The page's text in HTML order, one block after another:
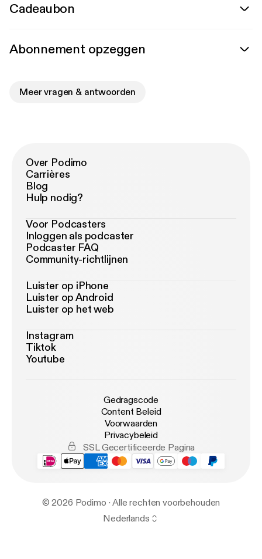
Cadeaubon
Abonnement opzeggen
Meer vragen & antwoorden
Over Podimo
Carrières
Blog
Hulp nodig?
Voor Podcasters
Inloggen als podcaster
Podcaster FAQ
Community-richtlijnen
Luister op iPhone
Luister op Android
Luister op het web
Instagram
Tiktok
Youtube
Gedragscode
Content Beleid
Voorwaarden
Privacybeleid
SSL Gecertificeerde Pagina
© 2026 Podimo · Alle rechten voorbehouden
Nederlands